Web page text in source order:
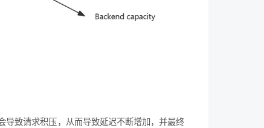
导致请求积压，从而导致延迟不断增加，并最终